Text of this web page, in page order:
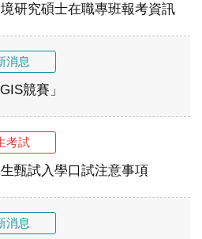
研究碩士在職專班報考資訊
消息
競賽」
考試
甄試入學口試注意事項
消息